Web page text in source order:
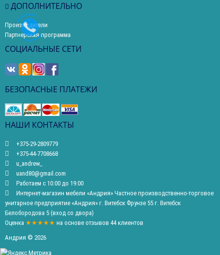
ДОПОЛНИТЕЛЬНО
Производители
Партнерская программа
СОЦИАЛЬНЫЕ СЕТИ
БЕЗОПАСНЫЕ ПЛАТЕЖИ
НАШИ КОНТАКТЫ
+375-29-2809779
+375-44-7708668
u_andrew_
uand80@gmail.com
Работаем с 10:00 до 19:00
Интернет-магазин мебели «Андрия» Частное производственно-торговое
унитарное предприятие «Андрия» г. Витебск Фрунзе 55 г. Витебск
Белобородова 5 (вход со двора)
Оценка ★★★★★ на основе отзывов 44 клиентов
Андрия © 2026